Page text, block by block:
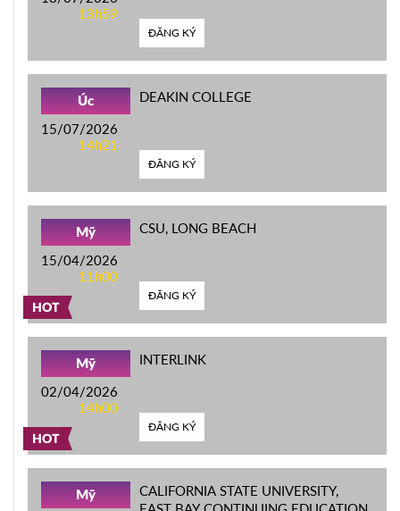
13h59
ĐĂNG KÝ
Úc
15/07/2026
14h21
DEAKIN COLLEGE
ĐĂNG KÝ
HOT
Mỹ
15/04/2026
11h00
CSU, LONG BEACH
ĐĂNG KÝ
HOT
Mỹ
02/04/2026
14h00
INTERLINK
ĐĂNG KÝ
Mỹ
CALIFORNIA STATE UNIVERSITY,